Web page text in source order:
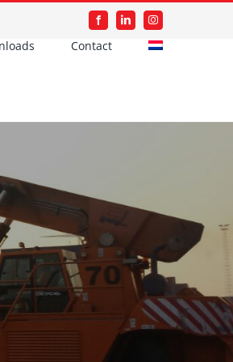
FacebookLinkedInInstagram
Contact